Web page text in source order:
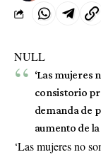
NULL
‘Las mujeres
consistorio
demanda de
aumento de
‘Las mujeres no